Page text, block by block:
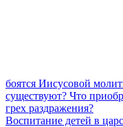
боятся Иисусовой
существуют? Что
грех раздражения?
Воспитание детей в